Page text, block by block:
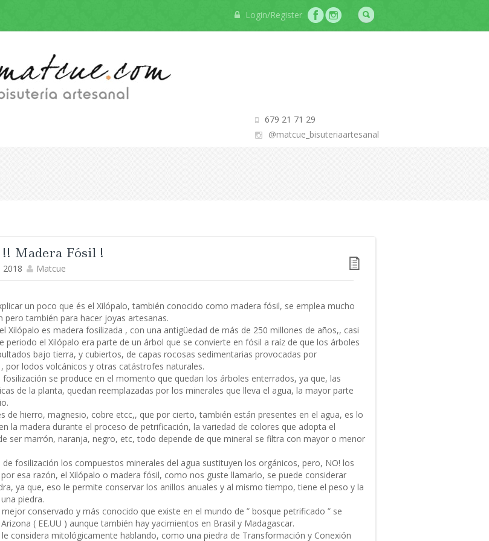
Login/Register
679 21 71 29
@matcue_bisuteriaartesanal
Madera Fósil !
2018 Matcue
un poco que és el Xilópalo, también conocido como madera fósil, se emplea mucho
pero también para hacer joyas artesanas.
Xilópalo es madera fosilizada , con una antigüedad de más de 250 millones de años,, casi
periodo el Xilópalo era parte de un árbol que se convierte en fósil a raíz de que los árboles
bajo tierra, y cubiertos, de capas rocosas sedimentarias provocadas por
por lodos volcánicos y otras catástrofes naturales.
fosilización se produce en el momento que quedan los árboles enterrados, ya que, las
de la planta, quedan reemplazadas por los minerales que lleva el agua, la mayor parte
de hierro, magnesio, cobre etcc,, que por cierto, también están presentes en el agua, es lo
la madera durante el proceso de petrificación, la variedad de colores que adopta el
ser marrón, naranja, negro, etc, todo depende de que mineral se filtra con mayor o menor
de fosilización los compuestos minerales del agua sustituyen los orgánicos, pero, NO! los
esa razón, el Xilópalo o madera fósil, como nos guste llamarlo, se puede considerar
ya que, eso le permite conservar los anillos anuales y al mismo tiempo, tiene el peso y la
piedra.
conservado y más conocido que existe en el mundo de ” bosque petrificado ” se
( EE.UU ) aunque también hay yacimientos en Brasil y Madagascar.
le considera mitológicamente hablando, como una piedra de Transformación y Conexión